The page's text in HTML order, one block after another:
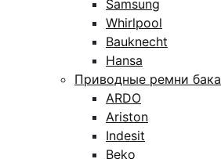
Samsung
Whirlpool
Bauknecht
Hansa
Приводные ремни бака
ARDO
Ariston
Indesit
Beko